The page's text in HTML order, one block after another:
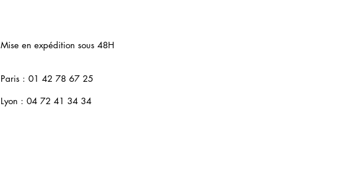
Mise en expédition sous 48H
Paris : 01 42 78 67 25
Lyon : 04 72 41 34 34